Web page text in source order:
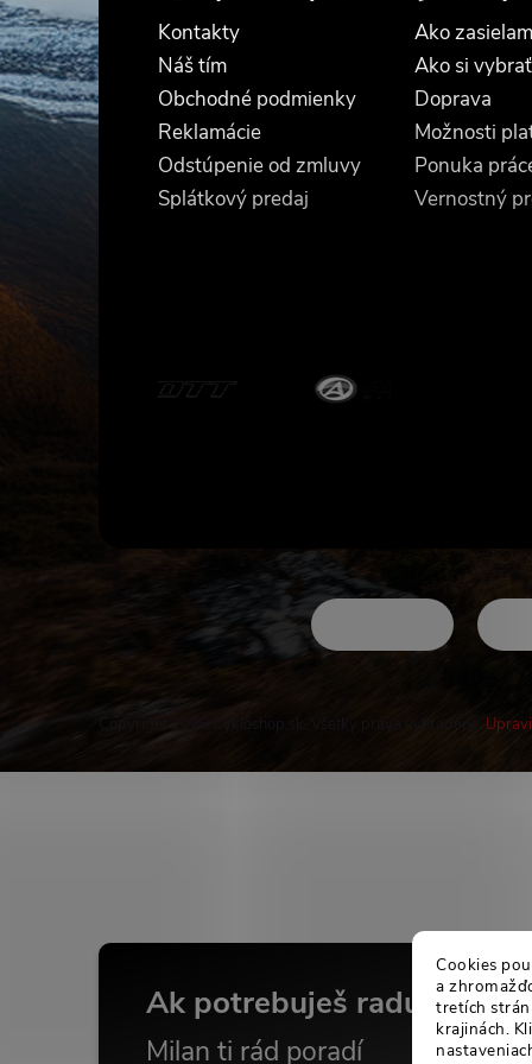
Cookies
a
tretích strán
krajinách.
p
ä
Kontakty
Náš tím
Obchodné podmienky
Reklamácie
Odstúpenie od zmluvy
Splátkový predaj
Ako
Ako si
Doprava
Možnosti
Ponuka
Vernostný
Ak potrebuješ radu...
Milan ti rád poradí